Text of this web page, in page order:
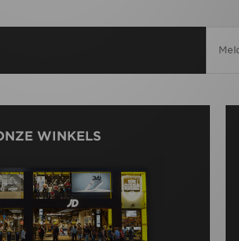
WINKELS